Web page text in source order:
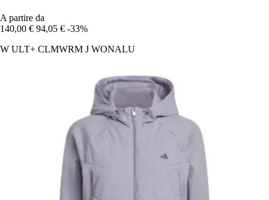
A partire da
140,00 € 94,05 € -33%
W ULT+ CLMWRM J WONALU